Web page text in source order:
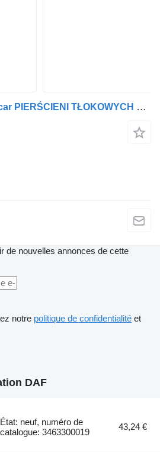
Kit de réparation Paccar PIERŚCIENI TŁOKOWYCH MX 13 1784291 pour tracteur routier DAF XF 105
de nouvelles annonces de cette
notre politique de confidentialité et
DAF
État: neuf, numéro de
catalogue: 3463300019
43,24 €